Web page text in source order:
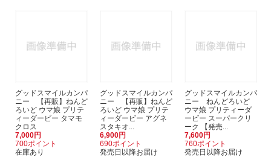
グッドスマイルカンパ
ニー 【再販】ねんど
ろいど ウマ娘 プリテ
ィーダービー タマモ
クロス
7,000円
700ポイント
在庫あり
グッドスマイルカンパ
ニー 【再販】ねんど
ろいど ウマ娘 プリテ
ィーダービー アグネ
スタキオ...
6,900円
690ポイント
発売日以降お届け
グッドスマイルカンパ
ニー ねんどろいど
ウマ娘 プリティーダ
ービー スーパークリ
ーク 【発売...
7,600円
760ポイント
発売日以降お届け